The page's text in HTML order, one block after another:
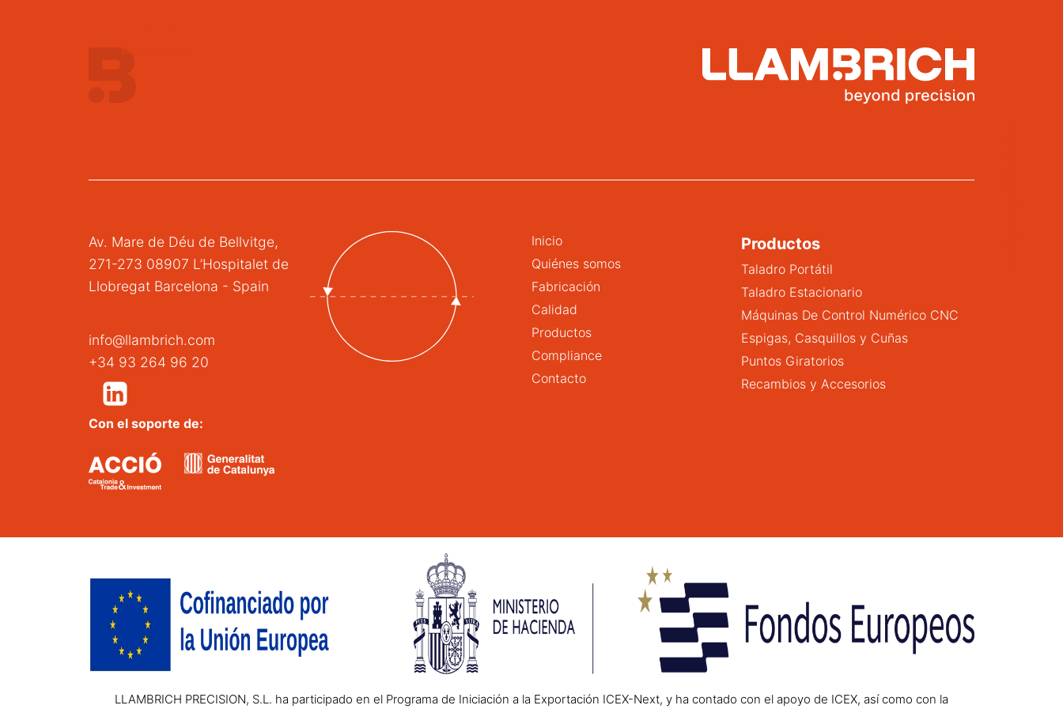
Av. Mare de Déu de Bellvitge,
271-273 08907 L’Hospitalet de
Llobregat Barcelona - Spain
info@llambrich.com
+34 93 264 96 20
Inicio
Quiénes somos
Fabricación
Calidad
Productos
Compliance
Contacto
Productos
Taladro Portátil
Taladro Estacionario
Máquinas De Control Numérico CNC
Espigas, Casquillos y Cuñas
Puntos Giratorios
Recambios y Accesorios
Con el soporte de:
LLAMBRICH PRECISION, S.L. ha participado en el Programa de Iniciación a la Exportación ICEX-Next, y ha contado con el apoyo de ICEX, así como con la